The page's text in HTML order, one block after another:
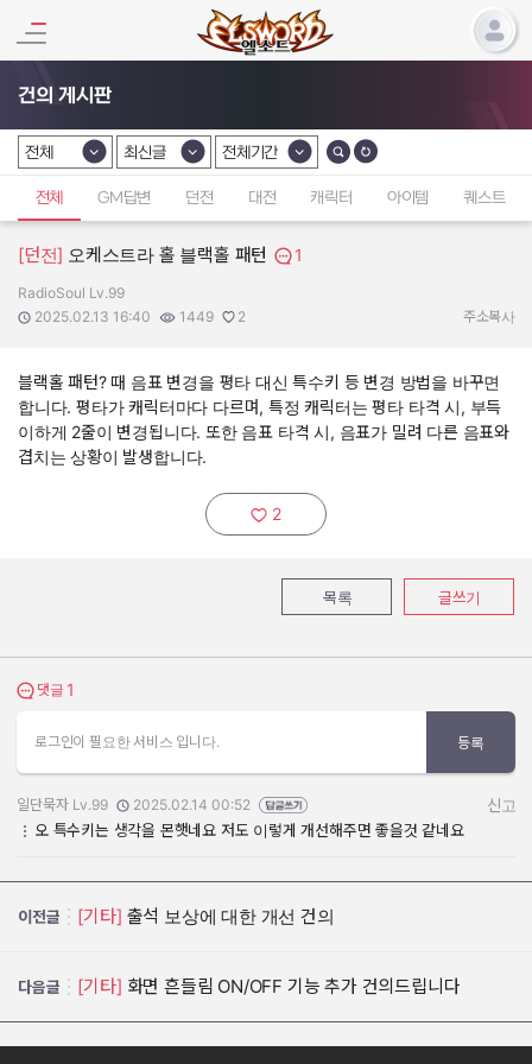
건의 게시판
카테고리 선택
전체
카테고리 선택
최신글
카테고리 선택
전체기간
전체 GM답변 던전 대전 캐릭터 아이템 퀘스트
[던전] 오케스트라 홀 블랙홀 패턴 1
작성자:
RadioSoul Lv.99
작성일:
2025.02.13 16:40
조회수:
1449
추천수:
2 주소복사
블랙홀 패턴? 때 음표 변경을 평타 대신 특수키 등 변경 방법을 바꾸면
합니다. 평타가 캐릭터마다 다르며, 특정 캐릭터는 평타 타격 시, 부득
이하게 2줄이 변경됩니다. 또한 음표 타격 시, 음표가 밀려 다른 음표와
겹치는 상황이 발생합니다.
추천하기:
2
목록 글쓰기
댓글 보기
댓글 1
로그인이 필요한 서비스 입니다. 등록
작성자:
일단묵자 Lv.99
작성일:
2025.02.14 00:52
신고
오 특수키는 생각을 몬햇네요 저도 이렇게 개선해주면 좋을것 같네요
이전글 [기타] 출석 보상에 대한 개선 건의
다음글 [기타] 화면 흔들림 ON/OFF 기능 추가 건의드립니다